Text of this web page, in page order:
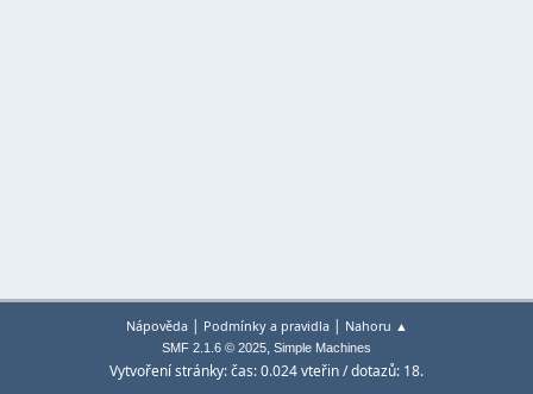
Nápověda| Podmínky a pravidla| Nahoru ▲
SMF 2.1.6 © 2025, Simple Machines
Vytvoření stránky: čas: 0.024 vteřin / dotazů: 18.